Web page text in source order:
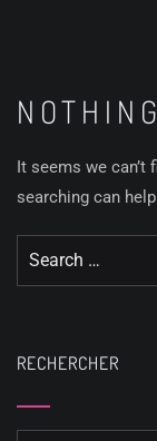
It seems we can’t
searching can
RECHERCHER